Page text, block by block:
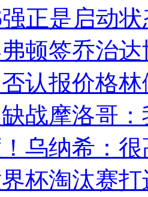
正是启动
顿签乔治
认报价格
战摩洛哥
乌纳希：
杯淘汰赛